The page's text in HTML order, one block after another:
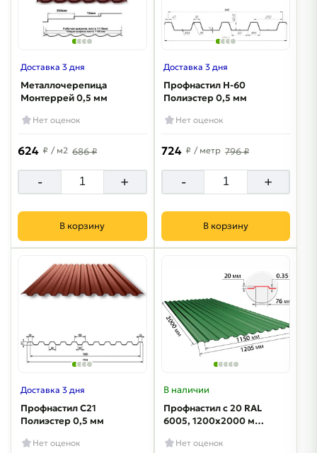
Доставка 3 дня
Металлочерепица
Монтеррей 0,5 мм
Нет оценок
624 ₽ / м2 686 ₽
- +
В корзину
Доставка 3 дня
Профнастил Н-60
Полиэстер 0,5 мм
Нет оценок
724 ₽ / метр 796 ₽
- +
В корзину
Доставка 3 дня
Профнастил С21
Полиэстер 0,5 мм
Нет оценок
В наличии
Профнастил с 20 RAL
6005, 1200x2000 мм
Нет оценок